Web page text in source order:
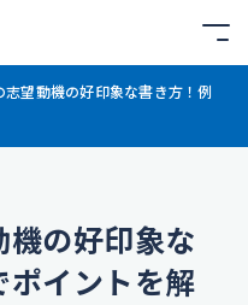
志望動機の好印象な書き方！例
機の好印象な
ポイントを解